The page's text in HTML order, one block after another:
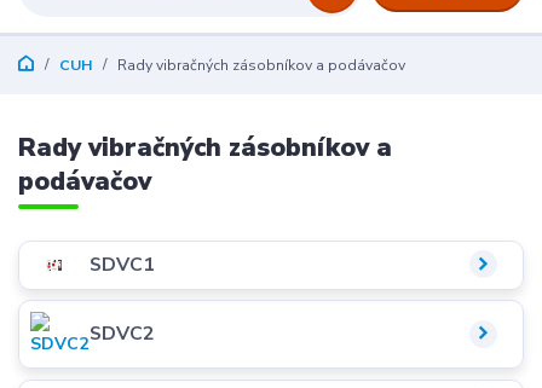
CUH Rady vibračných zásobníkov a podávačov
Rady vibračných zásobníkov a
podávačov
SDVC1
SDVC2